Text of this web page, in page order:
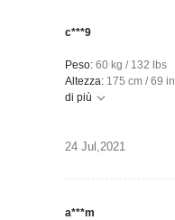
c***9
Peso: 60 kg / 132 lbs
Altezza: 175 cm / 69 in
di più
24 Jul,2021
a***m